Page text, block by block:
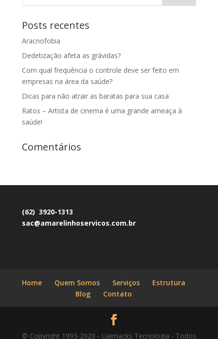
Posts recentes
Aracnofobia
Dedetização afeta as grávidas?
Com qual frequência o controle deve ser feito em
empresas na área da saúde?
Dicas para não atrair as baratas para sua casa
Ratos – Artista de cinema é uma grande ameaça à
saúde!
Comentários
(62) 3920-1313
sac@amarelinhoservicos.com.br
Home Quem Somos Serviços
Estrutura
Blog
Contato
© Copyright 1993-2020 - Uaimacks Tecnologia - Todos